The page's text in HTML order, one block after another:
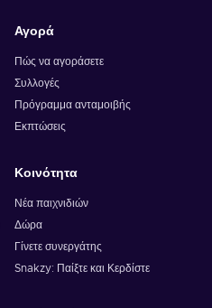
Αγορά
Πώς να αγοράσετε
Συλλογές
Πρόγραμμα ανταμοιβής
Εκπτώσεις
Κοινότητα
Νέα παιχνιδιών
Δώρα
Γίνετε συνεργάτης
Snakzy: Παίξτε και Κερδίστε